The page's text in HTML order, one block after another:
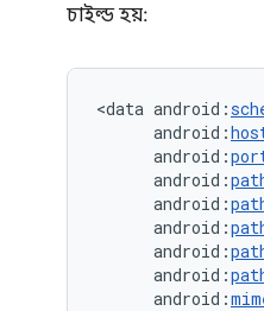
চাইল্ড হয়:
<data android:
android:
android:
android:
android:
android:
android:
android:
android: